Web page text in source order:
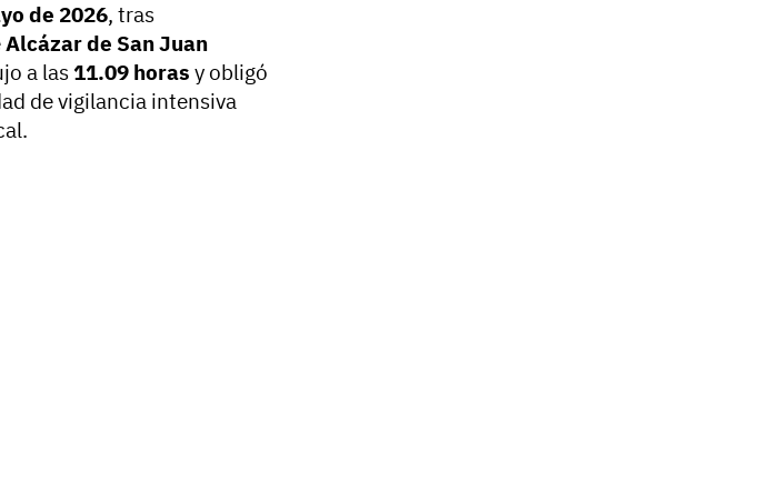
de 2026, tras
Alcázar de San Juan
a las 11.09 horas y obligó
de vigilancia intensiva